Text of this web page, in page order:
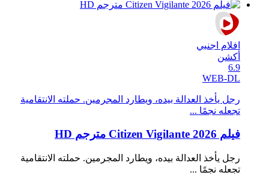
افلام اجنبي
أكشن
6.9
WEB-DL
رجل يأخذ العدالة بيده، ويطارد المجرمين. حملته الانتقامية
تجعله نجمًا ...
فيلم Citizen Vigilante 2026 مترجم HD
رجل يأخذ العدالة بيده، ويطارد المجرمين. حملته الانتقامية
تجعله نجمًا ...